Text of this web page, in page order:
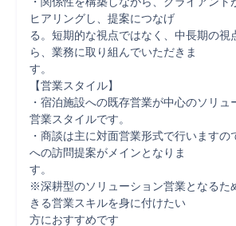
ヒアリングし、提案につなげ
る。短期的な視点ではなく、中長期の視
ら、業務に取り組んでいただきま
す。
【営業スタイル】
・宿泊施設への既存営業が中心のソリュ
営業スタイルです。
・商談は主に対面営業形式で行いますの
への訪問提案がメインとなりま
す。
※深耕型のソリューション営業となるた
きる営業スキルを身に付けたい
方におすすめです